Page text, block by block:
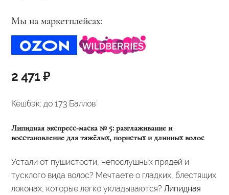
Мы на маркетплейсах:
2 471₽
Кешбэк: до 173 Баллов
Липидная экспресс‑маска № 5: разглаживание и
восстановление для тяжёлых, пористых и длинных волос
Устали от пушистости, непослушных прядей и
тусклого вида волос? Мечтаете о гладких, блестящих
локонах, которые легко укладываются? Липидная